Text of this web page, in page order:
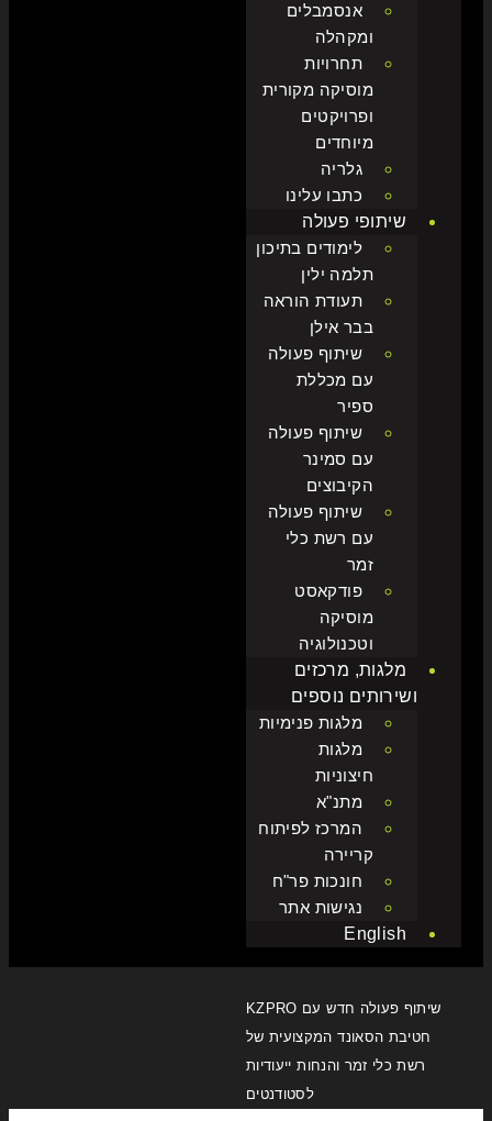
אנסמבלים
ומקהלה
תחרויות
מוסיקה מקורית
ופרויקטים
מיוחדים
גלריה
כתבו עלינו
שיתופי פעולה
לימודים בתיכון
תלמה ילין
תעודת הוראה
בבר אילן
שיתוף פעולה
עם מכללת
ספיר
שיתוף פעולה
עם סמינר
הקיבוצים
שיתוף פעולה
עם רשת כלי
זמר
פודקאסט
מוסיקה
וטכנולוגיה
מלגות, מרכזים
ושירותים נוספים
מלגות פנימיות
מלגות
חיצוניות
מתנ"א
המרכז לפיתוח
קריירה
חונכות פר"ח
נגישות אתר
English
שיתוף פעולה חדש עם KZPRO
חטיבת הסאונד המקצועית של
רשת כלי זמר והנחות ייעודיות
לסטודנטים